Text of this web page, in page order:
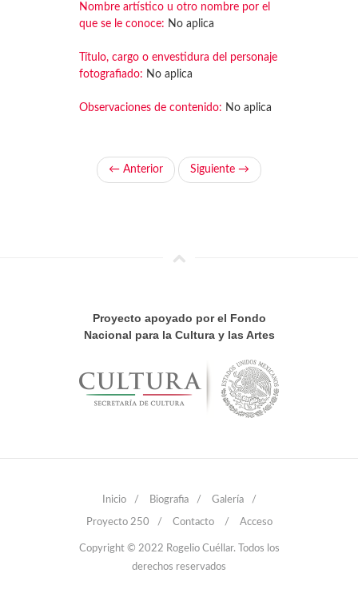
Nombre artístico u otro nombre por el
que se le conoce: No aplica
Título, cargo o envestidura del personaje
fotografiado: No aplica
Observaciones de contenido: No aplica
← Anterior Siguiente →
Proyecto apoyado por el Fondo
Nacional para la Cultura y las Artes
Inicio / Biografia / Galería /
Proyecto 250 / Contacto / Acceso
Copyright © 2022 Rogelio Cuéllar. Todos los
derechos reservados